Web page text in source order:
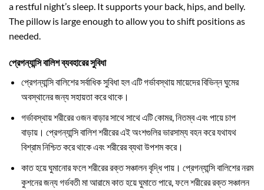
a restful night’s sleep. It supports your back, hips, and belly.
The pillow is large enough to allow you to shift positions as
needed.
প্রেগন্যান্সি বালিশ ব্যবহারের সুবিধা
প্রেগন্যান্সি বালিশের সর্বাধিক সুবিধা হল এটি গর্ভাবস্থায় মায়েদের বিভিন্ন ঘুমের
অবস্থানের জন্য সহায়তা করে থাকে।
গর্ভাবস্থায় শরীরের ওজন বাড়ার সাথে সাথে এটি কোমর, নিতম্ব এবং পায়ে চাপ
বাড়ায়। প্রেগন্যান্সি বালিশ শরীরের এই অংশগুলির ভারসাম্য বহন করে যথাযথ
বিশ্রাম নিশ্চিত করে থাকে এবং শরীরের ব্যথা উপশম করে।
কাত হয়ে ঘুমানোর ফলে শরীরের রক্ত ​​সঞ্চালন বৃদ্ধি পায়। প্রেগন্যান্সি বালিশের নরম
কুশনের জন্য গর্ভবতী মা আরামে কাত হয়ে ঘুমাতে পারে, ফলে শরীরের রক্ত ​​সঞ্চালন